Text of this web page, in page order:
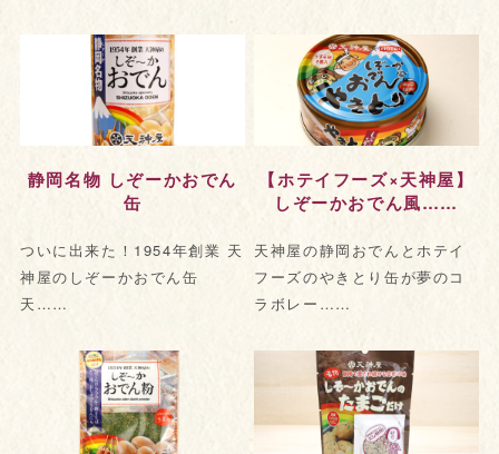
静岡名物 しぞーかおでん
缶
ついに出来た！1954年創業 天
神屋のしぞーかおでん缶
天……
【ホテイフーズ×天神屋】
しぞーかおでん風……
天神屋の静岡おでんとホテイ
フーズのやきとり缶が夢のコ
ラボレー……